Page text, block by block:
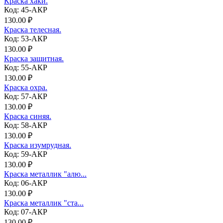
Код: 45-АКР
130.00 ₽
Краска телесная.
Код: 53-АКР
130.00 ₽
Краска защитная.
Код: 55-АКР
130.00 ₽
Краска охра.
Код: 57-АКР
130.00 ₽
Краска синяя.
Код: 58-АКР
130.00 ₽
Краска изумрудная.
Код: 59-АКР
130.00 ₽
Краска металлик "алю...
Код: 06-АКР
130.00 ₽
Краска металлик "ста...
Код: 07-АКР